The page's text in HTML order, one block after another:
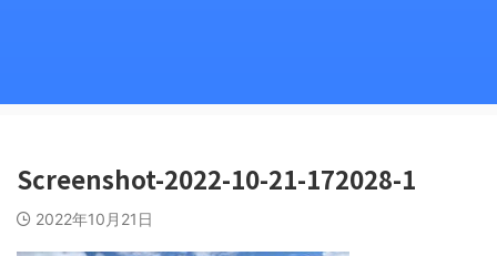
Screenshot-2022-10-21-172028-1
2022年10月21日